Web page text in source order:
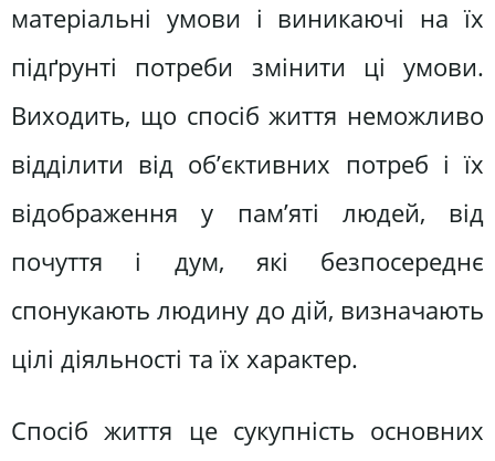
матеріальні умови і виникаючі на їх
підґрунті потреби змінити ці умови.
Виходить, що спосіб життя неможливо
відділити від об’єктивних потреб і їх
відображення у пам’яті людей, від
почуття і дум, які безпосереднє
спонукають людину до дій, визначають
цілі діяльності та їх характер.
Спосіб життя це сукупність основних